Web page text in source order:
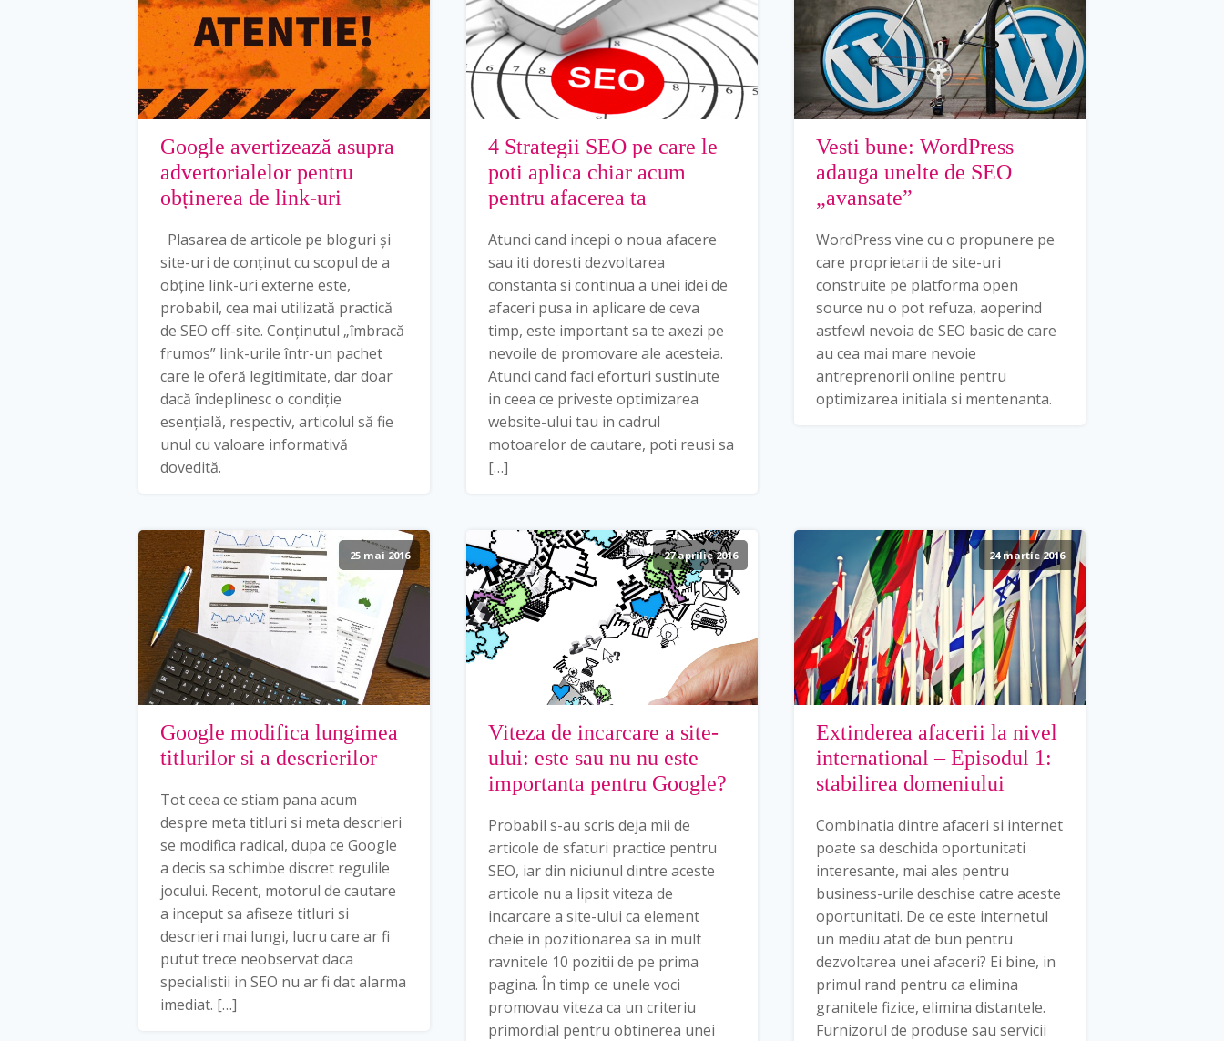
Google avertizează asupra
advertorialelor pentru
obținerea de link-uri
Plasarea de articole pe bloguri și
site-uri de conținut cu scopul de a
obține link-uri externe este,
probabil, cea mai utilizată practică
de SEO off-site. Conținutul „îmbracă
frumos” link-urile într-un pachet
care le oferă legitimitate, dar doar
dacă îndeplinesc o condiție
esențială, respectiv, articolul să fie
unul cu valoare informativă
dovedită.
4 Strategii SEO pe care le
poti aplica chiar acum
pentru afacerea ta
Atunci cand incepi o noua afacere
sau iti doresti dezvoltarea
constanta si continua a unei idei de
afaceri pusa in aplicare de ceva
timp, este important sa te axezi pe
nevoile de promovare ale acesteia.
Atunci cand faci eforturi sustinute
in ceea ce priveste optimizarea
website-ului tau in cadrul
motoarelor de cautare, poti reusi sa
[…]
Vesti bune: WordPress
adauga unelte de SEO
„avansate”
WordPress vine cu o propunere pe
care proprietarii de site-uri
construite pe platforma open
source nu o pot refuza, aoperind
astfewl nevoia de SEO basic de care
au cea mai mare nevoie
antreprenorii online pentru
optimizarea initiala si mentenanta.
25 mai 2016
Google modifica lungimea
titlurilor si a descrierilor
Tot ceea ce stiam pana acum
despre meta titluri si meta descrieri
se modifica radical, dupa ce Google
a decis sa schimbe discret regulile
jocului. Recent, motorul de cautare
a inceput sa afiseze titluri si
descrieri mai lungi, lucru care ar fi
putut trece neobservat daca
specialistii in SEO nu ar fi dat alarma
imediat. […]
27 aprilie 2016
Viteza de incarcare a site-
ului: este sau nu nu este
importanta pentru Google?
Probabil s-au scris deja mii de
articole de sfaturi practice pentru
SEO, iar din niciunul dintre aceste
articole nu a lipsit viteza de
incarcare a site-ului ca element
cheie in pozitionarea sa in mult
ravnitele 10 pozitii de pe prima
pagina. În timp ce unele voci
promovau viteza ca un criteriu
primordial pentru obtinerea unei
24 martie 2016
Extinderea afacerii la nivel
international – Episodul 1:
stabilirea domeniului
Combinatia dintre afaceri si internet
poate sa deschida oportunitati
interesante, mai ales pentru
business-urile deschise catre aceste
oportunitati. De ce este internetul
un mediu atat de bun pentru
dezvoltarea unei afaceri? Ei bine, in
primul rand pentru ca elimina
granitele fizice, elimina distantele.
Furnizorul de produse sau servicii